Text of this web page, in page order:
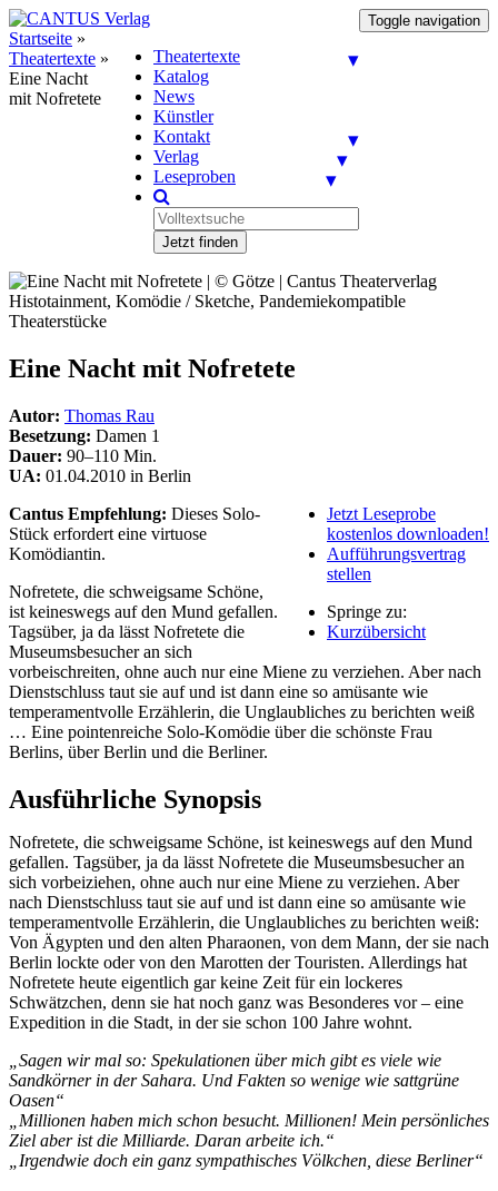
Toggle navigation
Theatertexte
Katalog
News
Künstler
Kontakt
Verlag
Leseproben
Jetzt finden
Startseite »
Theatertexte »
Eine Nacht
mit Nofretete
Histotainment, Komödie / Sketche, Pandemiekompatible
Theaterstücke
Eine Nacht mit Nofretete
Autor: Thomas Rau
Besetzung: Damen 1
Dauer: 90–110 Min.
UA: 01.04.2010 in Berlin
Jetzt Leseprobe
kostenlos downloaden!
Aufführungsvertrag
stellen
Springe zu:
Kurzübersicht
Cantus Empfehlung: Dieses Solo-
Stück erfordert eine virtuose
Komödiantin.
Nofretete, die schweigsame Schöne,
ist keineswegs auf den Mund gefallen.
Tagsüber, ja da lässt Nofretete die
Museumsbesucher an sich
vorbeischreiten, ohne auch nur eine Miene zu verziehen. Aber nach
Dienstschluss taut sie auf und ist dann eine so amüsante wie
temperamentvolle Erzählerin, die Unglaubliches zu berichten weiß
… Eine pointenreiche Solo-Komödie über die schönste Frau
Berlins, über Berlin und die Berliner.
Ausführliche Synopsis
Nofretete, die schweigsame Schöne, ist keineswegs auf den Mund
gefallen. Tagsüber, ja da lässt Nofretete die Museumsbesucher an
sich vorbeiziehen, ohne auch nur eine Miene zu verziehen. Aber
nach Dienstschluss taut sie auf und ist dann eine so amüsante wie
temperamentvolle Erzählerin, die Unglaubliches zu berichten weiß:
Von Ägypten und den alten Pharaonen, von dem Mann, der sie nach
Berlin lockte oder von den Marotten der Touristen. Allerdings hat
Nofretete heute eigentlich gar keine Zeit für ein lockeres
Schwätzchen, denn sie hat noch ganz was Besonderes vor – eine
Expedition in die Stadt, in der sie schon 100 Jahre wohnt.
„Sagen wir mal so: Spekulationen über mich gibt es viele wie
Sandkörner in der Sahara. Und Fakten so wenige wie sattgrüne
Oasen“
„Millionen haben mich schon besucht. Millionen! Mein persönliches
Ziel aber ist die Milliarde. Daran arbeite ich.“
„Irgendwie doch ein ganz sympathisches Völkchen, diese Berliner“